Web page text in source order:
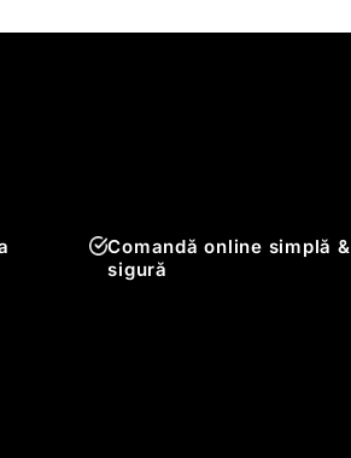
Comandă online simplă &
sigură